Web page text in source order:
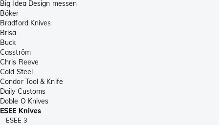
Big Idea Design messen
Böker
Bradford Knives
Brisa
Buck
Casström
Chris Reeve
Cold Steel
Condor Tool & Knife
Daily Customs
Doble O Knives
ESEE Knives
ESEE 3